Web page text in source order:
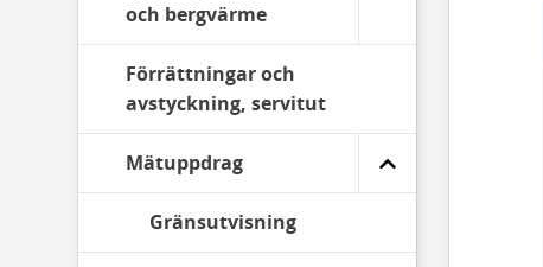
och bergvärme
Förrättningar och
avstyckning, servitut
Mätuppdrag
Gränsutvisning